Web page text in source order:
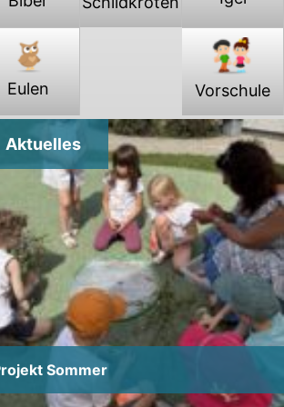
Eulen Vorschule
Aktuelles
Projekt Sommer
Projekt Sommer